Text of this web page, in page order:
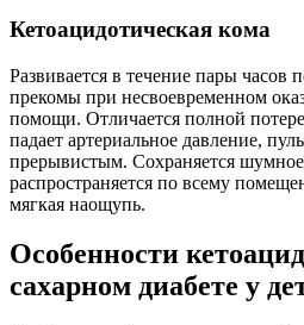
Кетоацидотическая кома
Развивается в течение пары часов
прекомы при несвоевременном
помощи. Отличается полной
падает артериальное давление,
прерывистым. Сохраняется
распространяется по всему
мягкая наощупь.
Особенности
сахарном диабете у